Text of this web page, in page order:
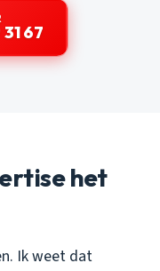
67
het
Ik weet dat